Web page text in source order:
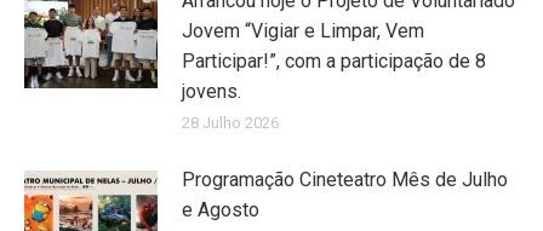
Jovem “Vigiar e Limpar, Vem
Participar!”, com a participação de 8
jovens.
28 Julho 2026
Programação Cineteatro Mês de Julho
e Agosto